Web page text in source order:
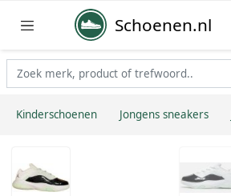
Schoenen.nl
Kinderschoenen Jongens sneakers